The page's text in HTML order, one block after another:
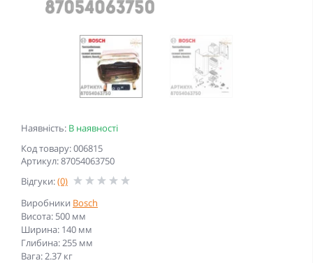
Наявність: В наявності
Код товару: 006815
Артикул: 87054063750
Відгуки:(0)
Виробники Bosch
Висота: 500 мм
Ширина: 140 мм
Глибина: 255 мм
Вага: 2.37 кг